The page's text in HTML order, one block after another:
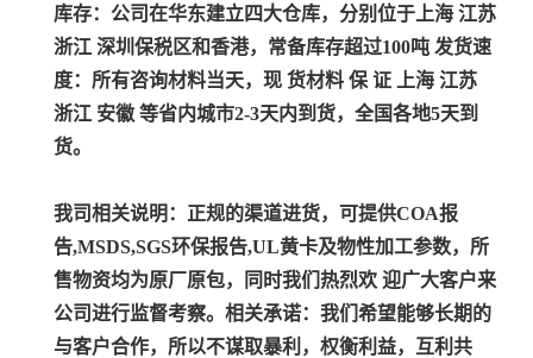
库存：公司在华东建立四大仓库，分别位于上海 江苏
浙江 深圳保税区和香港，常备库存超过100吨 发货速
度：所有咨询材料当天，现 货材料 保 证 上海 江苏
浙江 安徽 等省内城市2-3天内到货，全国各地5天到
货。
我司相关说明： 正规的渠道进货，可提供COA报
告,MSDS,SGS环保报告,UL黄卡及物性加工参数，所
售物资均为原厂原包，同时我们热烈欢 迎广大客户来
公司进行监督考察。 相关承诺： 我们希望能够长期的
与客户合作，所以不谋取暴利，权衡利益，互利共